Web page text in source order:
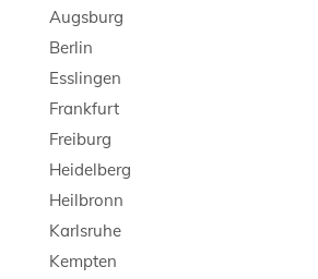
Augsburg
Berlin
Esslingen
Frankfurt
Freiburg
Heidelberg
Heilbronn
Karlsruhe
Kempten